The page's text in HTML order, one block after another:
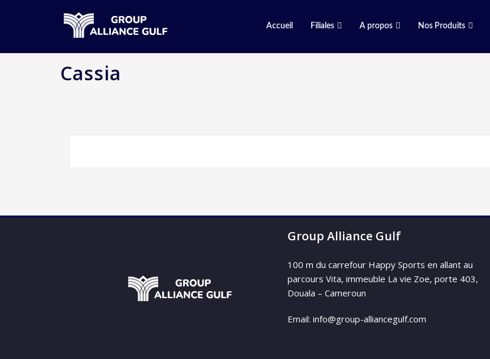
Accueil Filiales A propos Nos Produits
Cassia
Group Alliance Gulf
100 m du carrefour Happy Sports en allant au
parcours Vita, immeuble La vie Zoe, porte 403,
Douala – Cameroun
Email: info@group-alliancegulf.com